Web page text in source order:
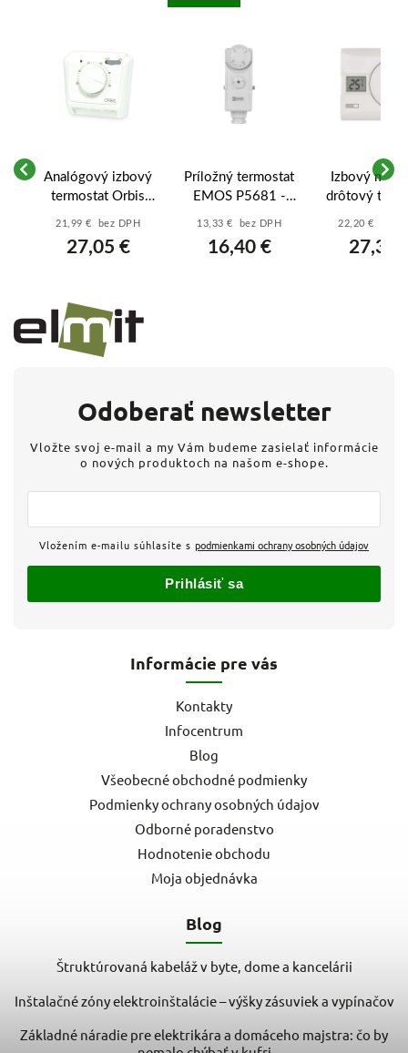
Analógový izbový
termostat Orbis
Clima MLI
Kontrolka)
21,99 € bez DPH
27,05 €
Príložný termostat
EMOS P5681 -
P5681
13,33 € bez DPH
16,40 €
Izbový
drôtový
22,20 € bez
27,30
Informácie pre vás
Kontakty
Infocentrum
Blog
Všeobecné obchodné podmienky
Podmienky ochrany osobných údajov
Odborné poradenstvo
Hodnotenie obchodu
Moja objednávka
Blog
Štruktúrovaná kabeláž v byte, dome a kancelárii
Inštalačné zóny elektroinštalácie – výšky zásuviek a vypínačov
Základné náradie pre elektrikára a domáceho majstra: čo by
Odoberať newsletter
Vložte svoj e-mail a my Vám budeme zasielať informácie
o nových produktoch na našom e-shope.
Vložením e-mailu súhlasíte s podmienkami ochrany osobných údajov
Prihlásiť sa